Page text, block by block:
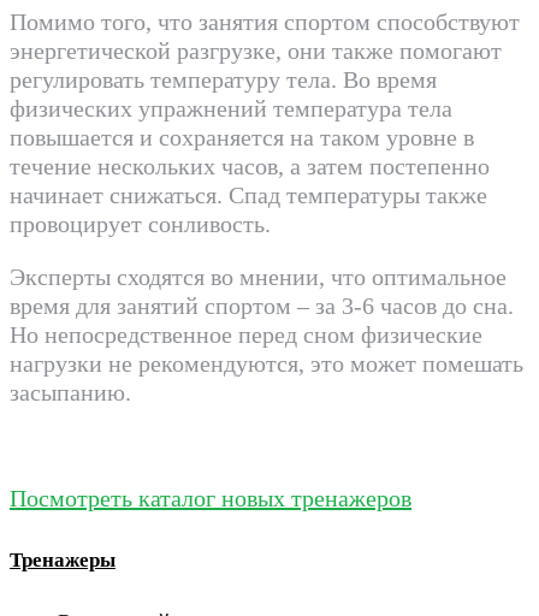
Помимо того, что занятия спортом способствуют
энергетической разгрузке, они также помогают
регулировать температуру тела. Во время
физических упражнений температура тела
повышается и сохраняется на таком уровне в
течение нескольких часов, а затем постепенно
начинает снижаться. Спад температуры также
провоцирует сонливость.
Эксперты сходятся во мнении, что оптимальное
время для занятий спортом – за 3-6 часов до сна.
Но непосредственное перед сном физические
нагрузки не рекомендуются, это может помешать
засыпанию.
Посмотреть каталог новых тренажеров
Тренажеры